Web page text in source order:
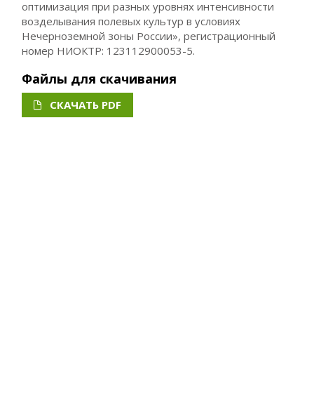
оптимизация при разных уровнях интенсивности
возделывания полевых культур в условиях
Нечерноземной зоны России», регистрационный
номер НИОКТР: 123112900053-5.
Файлы для скачивания
СКАЧАТЬ PDF